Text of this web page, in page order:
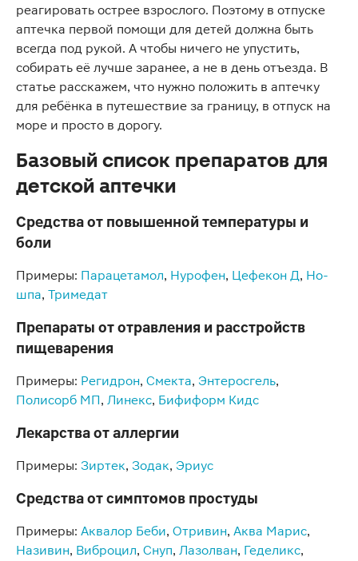
реагировать острее взрослого. Поэтому в отпуске
аптечка первой помощи для детей должна быть
всегда под рукой. А чтобы ничего не упустить,
собирать её лучше заранее, а не в день отъезда. В
статье расскажем, что нужно положить в аптечку
для ребёнка в путешествие за границу, в отпуск на
море и просто в дорогу.
Базовый список препаратов для
детской аптечки
Средства от повышенной температуры и
боли
Примеры: Парацетамол, Нурофен, Цефекон Д, Но-
шпа, Тримедат
Препараты от отравления и расстройств
пищеварения
Примеры: Регидрон, Смекта, Энтеросгель,
Полисорб МП, Линекс, Бифиформ Кидс
Лекарства от аллергии
Примеры: Зиртек, Зодак, Эриус
Средства от симптомов простуды
Примеры: Аквалор Беби, Отривин, Аква Марис,
Називин, Виброцил, Снуп, Лазолван, Геделикс,